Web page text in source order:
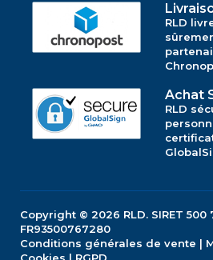
RLD
Achat
RLD
Copyright © 2026 RLD. SIRET
FR93500767280
Conditions générales de vente |